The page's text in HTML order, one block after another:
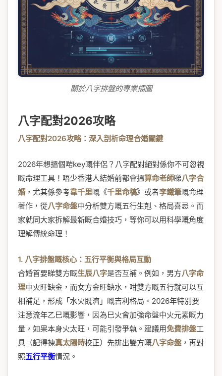
關於八字排盤的專業插圖
八字配對2026攻略
八字配對2026攻略：深入剖析命理合婚關鍵
2026年想搵個啱key嘅伴侶？八字配對絕對係你不可忽視
嘅命理工具！唔少香港人結婚前都會搵算命老師睇八字合
婚，尤其係參考韋千里嘅《千里命稿》或者李鐵筆嘅命理
著作，從八字命盤中分析雙方嘅五行生剋、格局喜忌。而
家就同大家拆解最新嘅合婚技巧，等你可以用科學嘅角度
理解傳統命理！
1. 八字排盤嘅核心：五行平衡與格局互動
合婚首要睇雙方嘅生辰八字是否互補。例如，男方八字命
理中火旺缺金，而女方金旺缺水，咁雙方嘅五行就可以互
相補足，形成「水火既濟」嘅吉利格局。2026年特別要
注意流年乙巳嘅影響，因為巳火會加強命盤中火元素嘅力
量，如果本身火太旺，可能引發爭執。建議用免費排盤工
具（記得揀真太陽時校正）先排出雙方嘅八字命盤 ，再對
照五行平衡情況。